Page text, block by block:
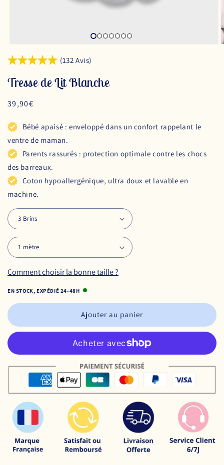
(132 Avis)
Tresse de Lit Blanche
Prix
39,90€
Bébé apaisé : enveloppé dans un confort rappelant le
ventre de maman.
Parents rassurés : protection optimale contre les chocs
des barreaux.
Coton hypoallergénique, ultra doux et lavable en
machine.
Comment choisir la bonne taille ?
EN STOCK, EXPÉDIÉ 24-48H
Ajouter au panier